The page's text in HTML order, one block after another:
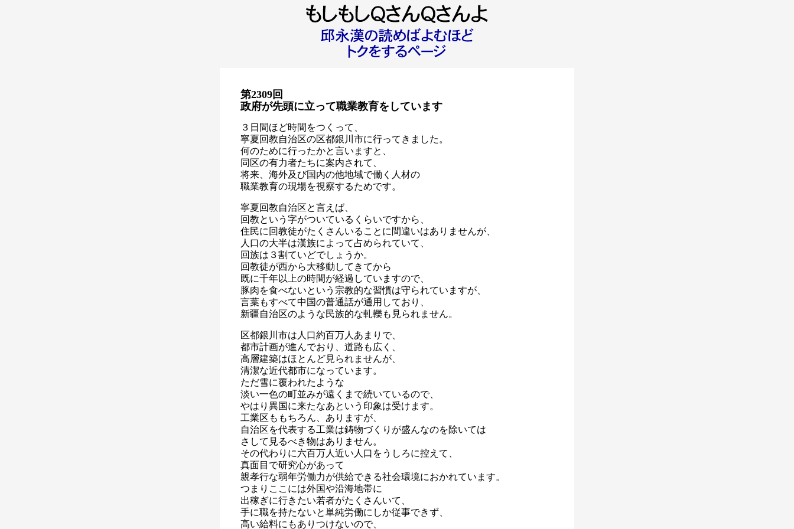
第2309回
政府が先頭に立って職業教育をしています
３日間ほど時間をつくって、
寧夏回教自治区の区都銀川市に行ってきました。
何のために行ったかと言いますと、
同区の有力者たちに案内されて、
将来、海外及び国内の他地域で働く人材の
職業教育の現場を視察するためです。
寧夏回教自治区と言えば、
回教という字がついているくらいですから、
住民に回教徒がたくさんいることに間違いはありませんが、
人口の大半は漢族によって占められていて、
回族は３割ていどでしょうか。
回教徒が西から大移動してきてから
既に千年以上の時間が経過していますので、
豚肉を食べないという宗教的な習慣は守られていますが、
言葉もすべて中国の普通話が通用しており、
新疆自治区のような民族的な軋轢も見られません。
区都銀川市は人口約百万人あまりで、
都市計画が進んでおり、道路も広く、
高層建築はほとんど見られませんが、
清潔な近代都市になっています。
ただ雪に覆われたような
淡い一色の町並みが遠くまで続いているので、
やはり異国に来たなあという印象は受けます。
工業区ももちろん、ありますが、
自治区を代表する工業は鋳物づくりが盛んなのを除いては
さして見るべき物はありません。
その代わりに六百万人近い人口をうしろに控えて、
真面目で研究心があって
親孝行な弱年労働力が供給できる社会環境におかれています。
つまりここには外国や沿海地帯に
出稼ぎに行きたい若者がたくさんいて、
手に職を持たないと単純労働にしか従事できず、
高い給料にもありつけないので、